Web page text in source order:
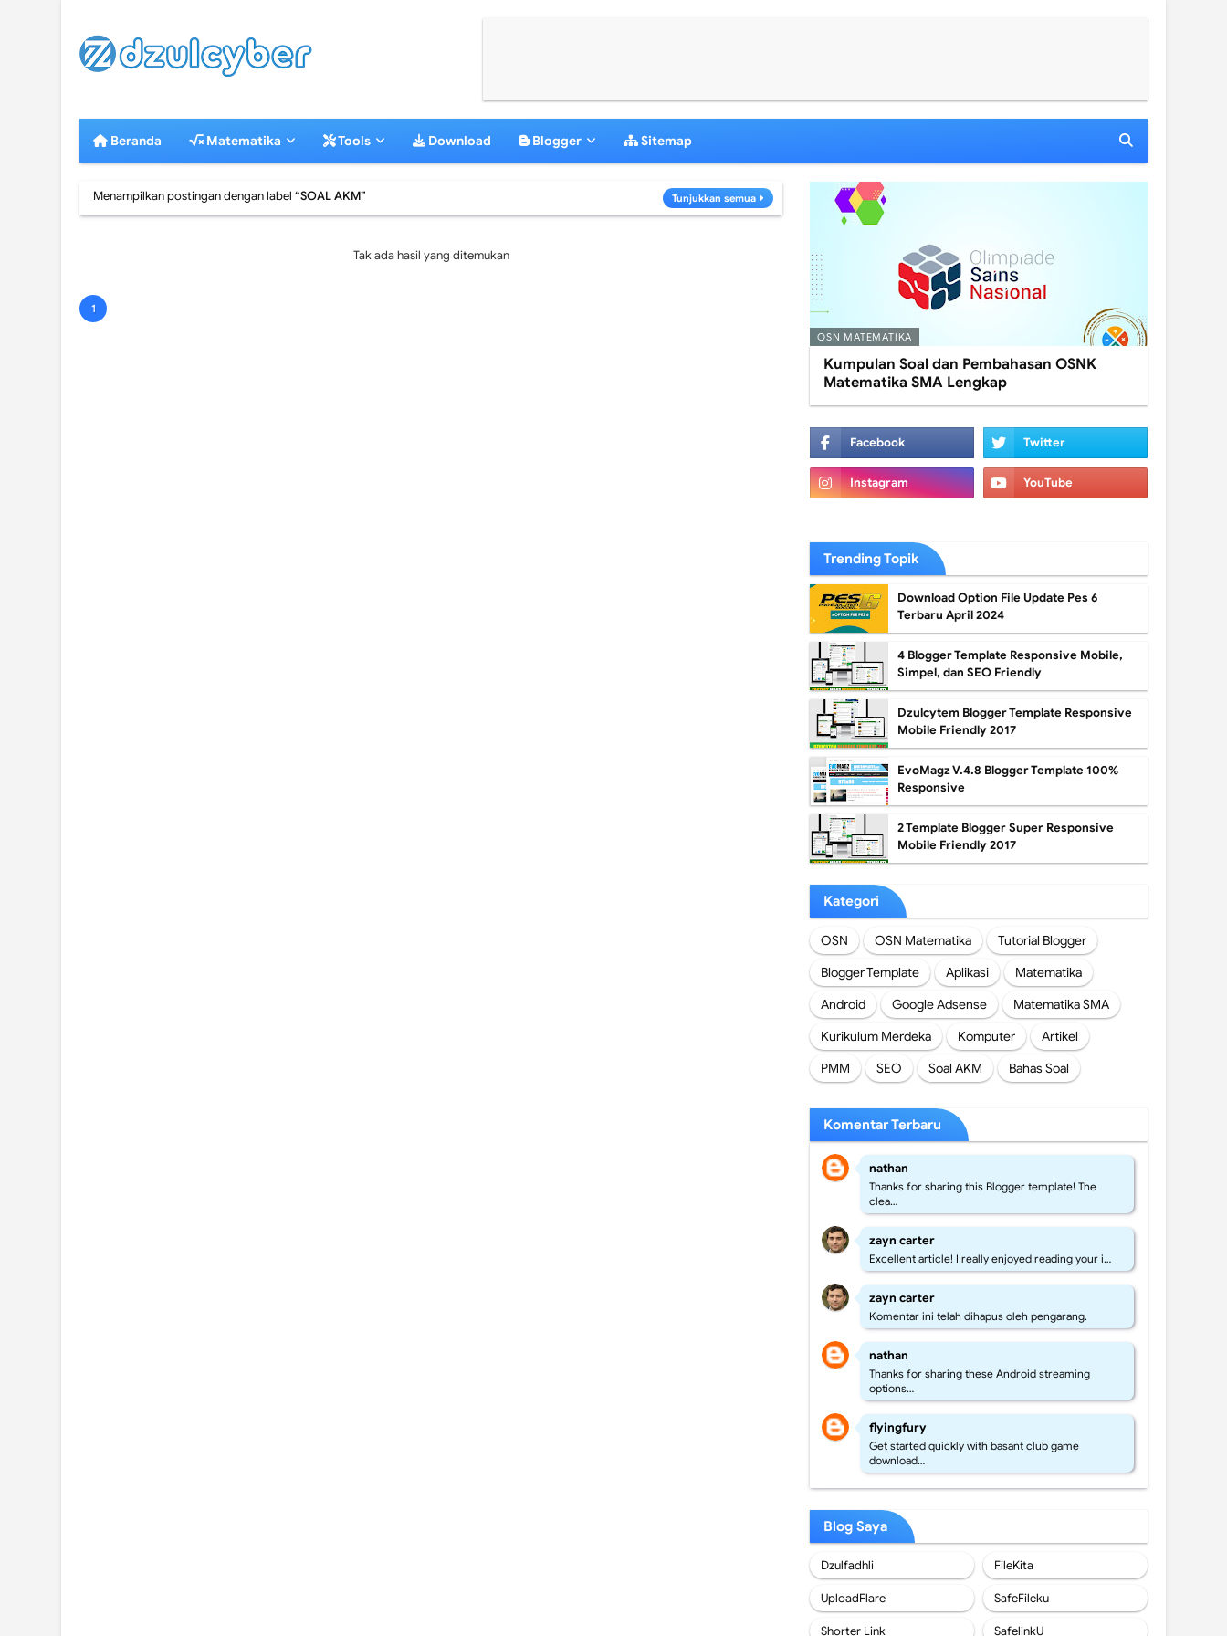
Beranda Matematika Tools Download Blogger Sitemap
Menampilkan postingan dengan label SOAL AKM Tunjukkan semua
Tak ada hasil yang ditemukan
1
OSN MATEMATIKA
Kumpulan Soal dan Pembahasan OSNK
Matematika SMA Lengkap
Trending Topik
Download Option File Update Pes 6
Terbaru April 2024
4 Blogger Template Responsive Mobile,
Simpel, dan SEO Friendly
Dzulcytem Blogger Template Responsive
Mobile Friendly 2017
EvoMagz V.4.8 Blogger Template 100%
Responsive
2 Template Blogger Super Responsive
Mobile Friendly 2017
Kategori
OSN OSN Matematika
Tutorial Blogger
Blogger Template
Aplikasi
Matematika
Android
Google Adsense
Matematika SMA
Kurikulum Merdeka
Komputer
Artikel
PMM
SEO Soal AKM Bahas Soal
Komentar Terbaru
nathan
Thanks for sharing this Blogger template! The
clea…
zayn carter
Excellent article! I really enjoyed reading your i…
zayn carter
Komentar ini telah dihapus oleh pengarang.
nathan
Thanks for sharing these Android streaming
options…
flyingfury
Get started quickly with basant club game
download…
Blog Saya
Dzulfadhli FileKita
UploadFlare SafeFileku
Shorter Link SafelinkU